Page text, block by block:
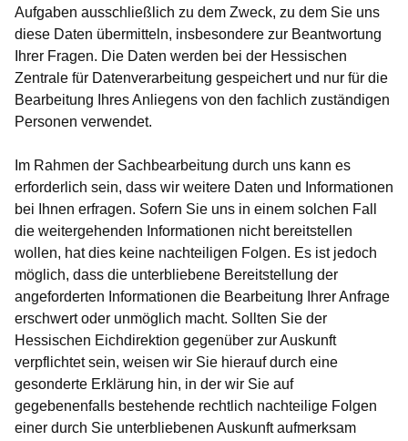
Aufgaben ausschließlich zu dem Zweck, zu dem Sie uns
diese Daten übermitteln, insbesondere zur Beantwortung
Ihrer Fragen. Die Daten werden bei der Hessischen
Zentrale für Datenverarbeitung gespeichert und nur für die
Bearbeitung Ihres Anliegens von den fachlich zuständigen
Personen verwendet.
Im Rahmen der Sachbearbeitung durch uns kann es
erforderlich sein, dass wir weitere Daten und Informationen
bei Ihnen erfragen. Sofern Sie uns in einem solchen Fall
die weitergehenden Informationen nicht bereitstellen
wollen, hat dies keine nachteiligen Folgen. Es ist jedoch
möglich, dass die unterbliebene Bereitstellung der
angeforderten Informationen die Bearbeitung Ihrer Anfrage
erschwert oder unmöglich macht. Sollten Sie der
Hessischen Eichdirektion gegenüber zur Auskunft
verpflichtet sein, weisen wir Sie hierauf durch eine
gesonderte Erklärung hin, in der wir Sie auf
gegebenenfalls bestehende rechtlich nachteilige Folgen
einer durch Sie unterbliebenen Auskunft aufmerksam